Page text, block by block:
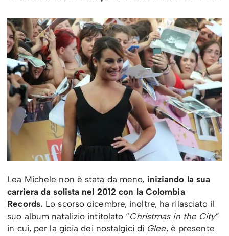
Lea Michele non è stata da meno, iniziando la sua
carriera da solista nel 2012 con la Colombia
Records. Lo scorso dicembre, inoltre, ha rilasciato il
suo album natalizio intitolato “Christmas in the City”
in cui, per la gioia dei nostalgici di Glee, è presente